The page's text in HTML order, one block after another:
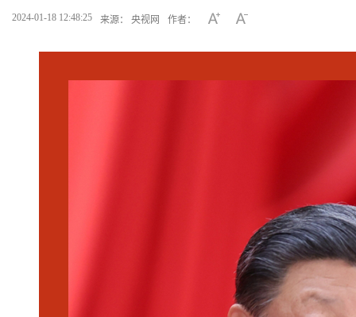
2024-01-18 12:48:25 来源： 央视网 作者：